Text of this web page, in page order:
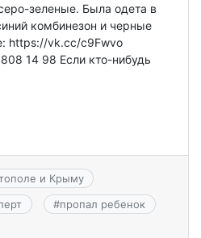
зеленые. Была одета в
комбинезон и черные
https://vk.cc/c9Fwvo
14 98 Если кто-нибудь
и Крыму
#пропал ребенок